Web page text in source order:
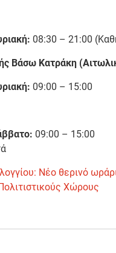
08:30 – 21:00
Βάσω Κατράκη
09:00 – 15:00
09:00 – 15:00
Νέο θερινό
Χώρους